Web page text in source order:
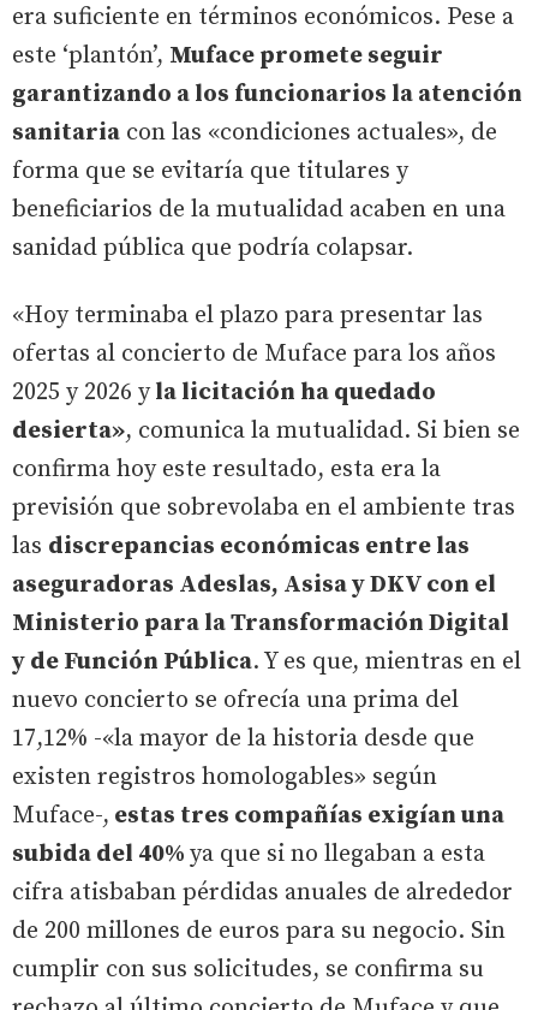
era suficiente en términos económicos. Pese a
este ‘plantón’, Muface promete seguir
garantizando a los funcionarios la atención
sanitaria con las «condiciones actuales», de
forma que se evitaría que titulares y
beneficiarios de la mutualidad acaben en una
sanidad pública que podría colapsar.
«Hoy terminaba el plazo para presentar las
ofertas al concierto de Muface para los años
2025 y 2026 yla licitación ha quedado
desierta», comunica la mutualidad. Si bien se
confirma hoy este resultado, esta era la
previsión que sobrevolaba en el ambiente tras
las discrepancias económicas entre las
aseguradoras Adeslas, Asisa y DKV con el
Ministerio para la Transformación Digital
y de Función Pública. Y es que, mientras en el
nuevo concierto se ofrecía una prima del
17,12% -«la mayor de la historia desde que
existen registros homologables» según
Muface-, estas tres compañías exigían una
subida del 40% ya que si no llegaban a esta
cifra atisbaban pérdidas anuales de alrededor
de 200 millones de euros para su negocio. Sin
cumplir con sus solicitudes, se confirma su